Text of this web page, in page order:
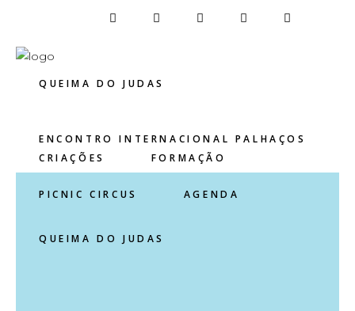
CRIAÇÕES FORMAÇÃO
QUEIMA DO JUDAS
QUEIMA DO JUDAS
ENCONTRO INTERNACIONAL PALHAÇOS
PICNIC CIRCUS AGENDA